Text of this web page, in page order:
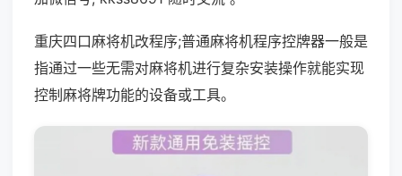
重庆四口麻将机改程序;普通麻将机程序控牌器一般是
指通过一些无需对麻将机进行复杂安装操作就能实现
控制麻将牌功能的设备或工具。